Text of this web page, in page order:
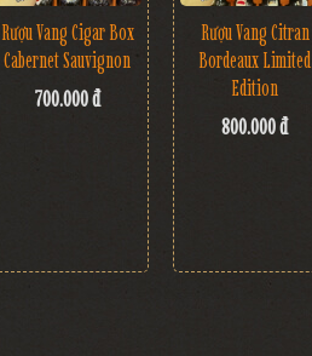
Rượu Vang Cigar Box
Cabernet Sauvignon
700.000 đ
Rượu Vang Citran
Bordeaux Limited
Edition
800.000 đ